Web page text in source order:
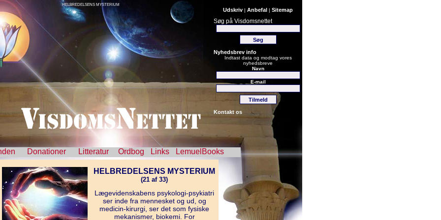
Udskriv | Anbefal | Sitemap
Søg på Visdomsnettet
Nyhedsbrev info
Indtast data og modtag vores
nyhedsbreve
Navn
E-mail
Kontakt os
HELBREDELSENS MYSTERIUM
Donationer Litteratur Ordbog Links LemuelBooks
HELBREDELSENS MYSTERIUM
(21 af 33)
Lægevidenskabens psykologi-psykiatri
ser inde fra mennesket og ud, og
medicin-kirurgi, ser det som fysiske
mekanismer, biokemi. For